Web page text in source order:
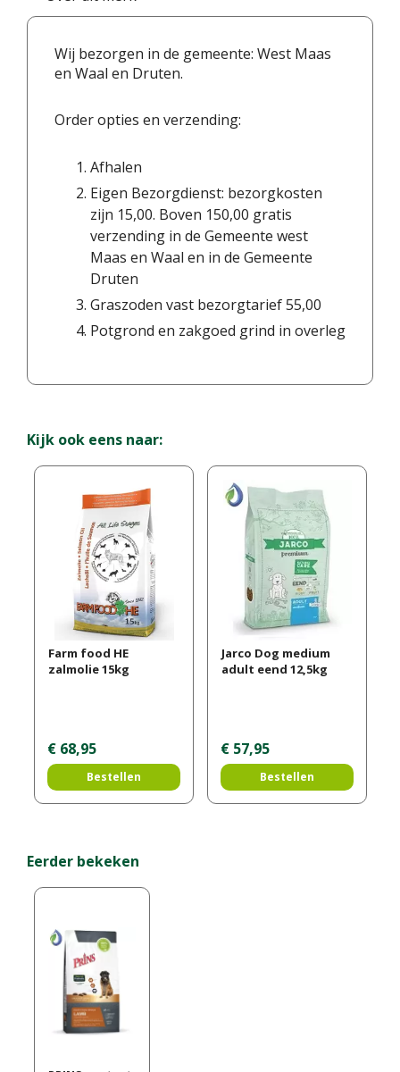
Wij bezorgen in de gemeente: West Maas
en Waal en Druten.
Order opties en verzending:
Afhalen
Eigen Bezorgdienst: bezorgkosten
zijn 15,00. Boven 150,00 gratis
verzending in de Gemeente west
Maas en Waal en in de Gemeente
Druten
Graszoden vast bezorgtarief 55,00
Potgrond en zakgoed grind in overleg
Kijk ook eens naar:
Farm food HE
zalmolie 15kg
€ 68,95
Bestellen
Jarco Dog medium
adult eend 12,5kg
€ 57,95
Bestellen
Eerder bekeken